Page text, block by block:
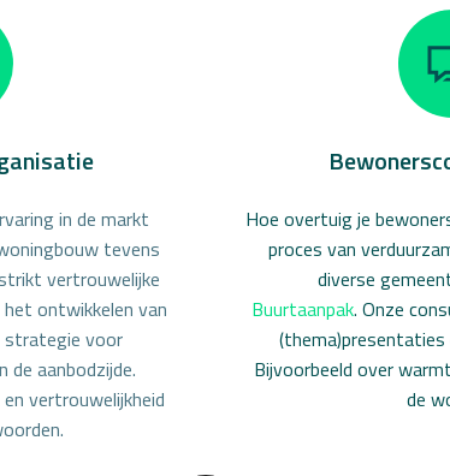
in de markt
tevens
vertrouwelijke
ontwikkelen van
strategie voor
de aanbodzijde.
vertrouwelijkheid
Hoe overtuig je
proces van
diverse
Buurtaanpak.Onze
(thema)presentaties
Bijvoorbeeld over
de